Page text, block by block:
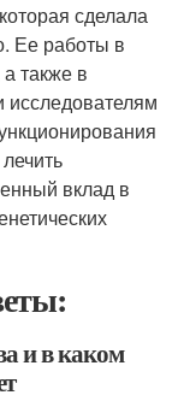
сделала
Ее работы в
также в
исследователям
вклад в
и в каком